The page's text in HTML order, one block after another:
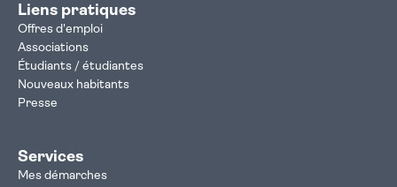
Liens pratiques
Offres d'emploi
Associations
Étudiants / étudiantes
Nouveaux habitants
Presse
Services
Mes démarches